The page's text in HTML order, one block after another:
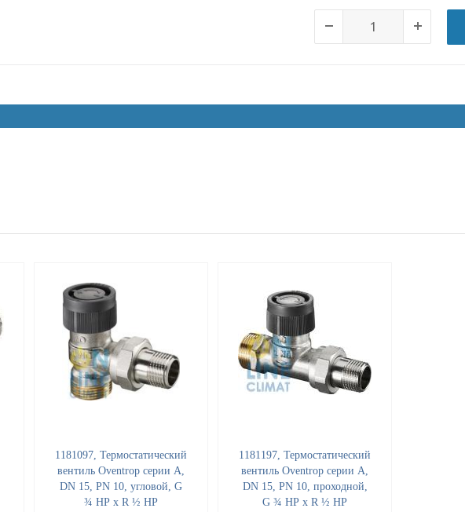
1181097, Термостатический
вентиль Oventrop серии A,
DN 15, PN 10, угловой, G
¾ НР x R ½ НР
1181197, Термостатический
вентиль Oventrop серии A,
DN 15, PN 10, проходной,
G ¾ НР x R ½ НР